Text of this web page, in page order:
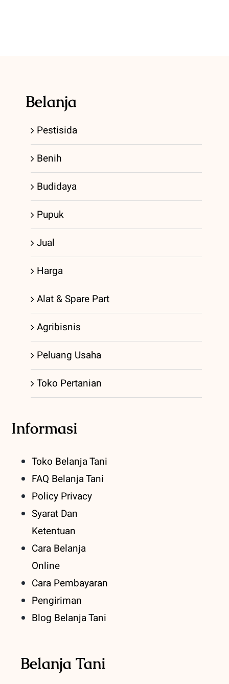
Belanja
Pestisida
Benih
Budidaya
Pupuk
Jual
Harga
Alat & Spare Part
Agribisnis
Peluang Usaha
Toko Pertanian
Informasi
Toko Belanja Tani
FAQ Belanja Tani
Policy Privacy
Syarat Dan
Ketentuan
Cara Belanja
Online
Cara Pembayaran
Pengiriman
Blog Belanja Tani
Belanja Tani